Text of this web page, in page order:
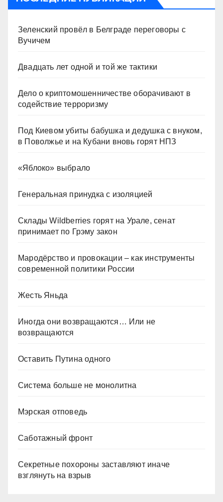
Зеленский провёл в Белграде переговоры с
Вучичем
Двадцать лет одной и той же тактики
Дело о криптомошенничестве оборачивают в
содействие терроризму
Под Киевом убиты бабушка и дедушка с внуком,
в Поволжье и на Кубани вновь горят НПЗ
«Яблоко» выбрало
Генеральная принудка с изоляцией
Склады Wildberries горят на Урале, сенат
принимает по Грэму закон
Мародёрство и провокации – как инструменты
современной политики России
Жесть Яньда
Иногда они возвращаются… Или не
возвращаются
Оставить Путина одного
Система больше не монолитна
Мэрская отповедь
Саботажный фронт
Секретные похороны заставляют иначе
взглянуть на взрыв